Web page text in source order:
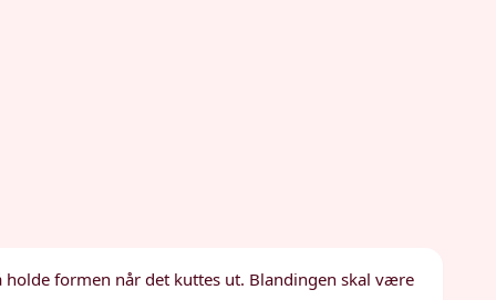
formen når det kuttes ut. Blandingen skal være